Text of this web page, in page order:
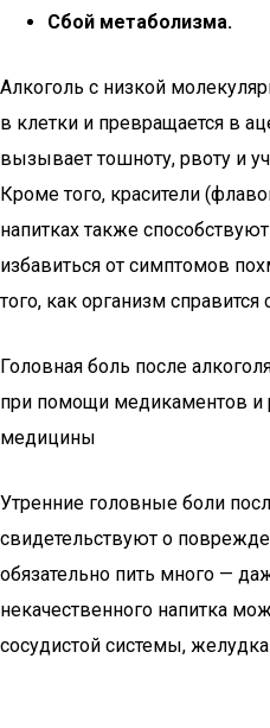
Сбой метаболизма.
Алкоголь с низкой
в клетки и превращается в
вызывает тошноту, рвоту и
Кроме того, красители
напитках также
избавиться от симптомов
того, как организм справится
Головная боль после
при помощи медикаментов и
медицины
Утренние головные боли
свидетельствуют о
обязательно пить много —
некачественного напитка
сосудистой системы,